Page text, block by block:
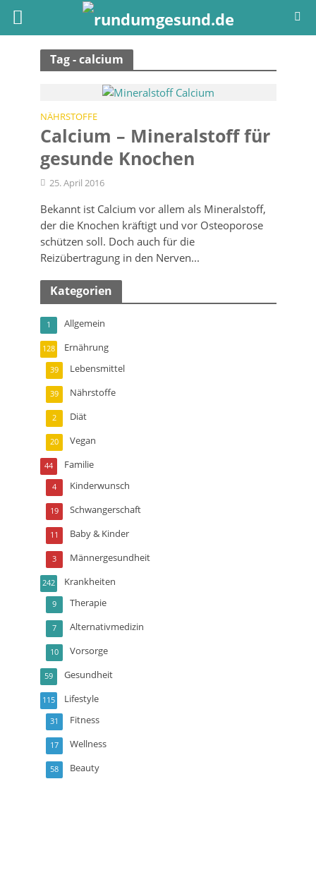
Tag - calcium
NÄHRSTOFFE
Calcium – Mineralstoff für
gesunde Knochen
25. April 2016
Bekannt ist Calcium vor allem als Mineralstoff,
der die Knochen kräftigt und vor Osteoporose
schützen soll. Doch auch für die
Reizübertragung in den Nerven...
Kategorien
Allgemein
1
Ernährung
128
Lebensmittel
39
Nährstoffe
39
Diät
2
Vegan
20
Familie
44
Kinderwunsch
4
Schwangerschaft
19
Baby & Kinder
11
Männergesundheit
3
Krankheiten
242
Therapie
9
Alternativmedizin
7
Vorsorge
10
Gesundheit
59
Lifestyle
115
Fitness
31
Wellness
17
Beauty
58